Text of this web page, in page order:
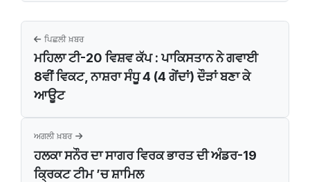
ਪਿਛਲੀ ਖ਼ਬਰ
ਮਹਿਲਾ ਟੀ-20 ਵਿਸ਼ਵ ਕੱਪ : ਪਾਕਿਸਤਾਨ ਨੇ ਗਵਾਈ
8ਵੀਂ ਵਿਕਟ, ਨਾਸ਼ਰਾ ਸੰਧੂ 4 (4 ਗੇਂਦਾਂ) ਦੌੜਾਂ ਬਣਾ ਕੇ
ਆਊਟ
ਅਗਲੀ ਖ਼ਬਰ
ਹਲਕਾ ਸਨੌਰ ਦਾ ਸਾਗਰ ਵਿਰਕ ਭਾਰਤ ਦੀ ਅੰਡਰ-19
ਕ੍ਰਿਕਟ ਟੀਮ ’ਚ ਸ਼ਾਮਿਲ